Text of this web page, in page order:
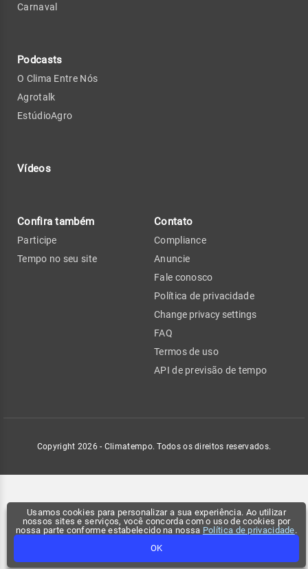
Usamos cookies para personalizar a sua experiência. Ao utilizar
nossos sites e serviços, você concorda com o uso de cookies por
nossa parte conforme estabelecido na nossa Política de privacidade.
OK
Carnaval
Podcasts
O Clima Entre Nós
Agrotalk
EstúdioAgro
Vídeos
Confira também
Participe
Tempo no seu site
Contato
Compliance
Anuncie
Fale conosco
Política de privacidade
Change privacy settings
FAQ
Termos de uso
API de previsão de tempo
Copyright 2026 - Climatempo. Todos os direitos reservados.